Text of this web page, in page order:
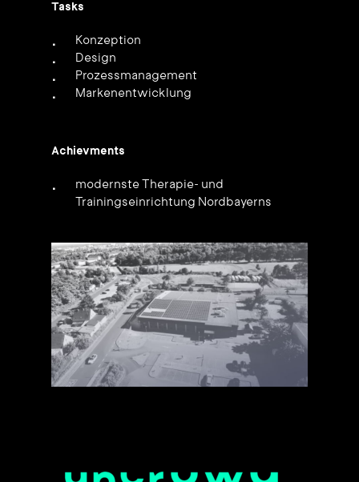
Tasks
Konzeption
Design
Prozessmanagement
Markenentwicklung
Achievments
modernste Therapie- und
Trainingseinrichtung Nordbayerns